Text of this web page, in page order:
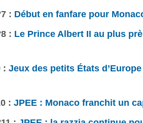
: Début en fanfare pour
: Le Prince Albert II au plus
: Jeux des petits États
: JPEE : Monaco franchit un